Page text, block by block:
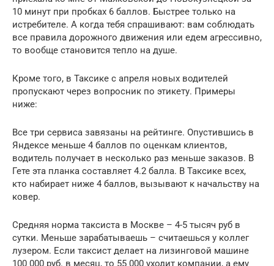
10 минут при пробках 6 баллов. Быстрее только на
истребителе. А когда тебя спрашивают: вам соблюдать
все правила дорожного движения или едем агрессивно,
то вообще становится тепло на душе.
Кроме того, в Таксике с апреля новых водителей
пропускают через вопросник по этикету. Примеры
ниже:
Все три сервиса завязаны на рейтинге. Опустившись в
Яндексе меньше 4 баллов по оценкам клиентов,
водитель получает в несколько раз меньше заказов. В
Гете эта планка составляет 4.2 балла. В Таксике всех,
кто набирает ниже 4 баллов, вызывают к начальству на
ковер.
Средняя норма таксиста в Москве – 4-5 тысяч руб в
сутки. Меньше зарабатываешь – считаешься у коллег
лузером. Если таксист делает на лизинговой машине
100 000 руб. в месяц, то 55 000 уходит компании, а ему